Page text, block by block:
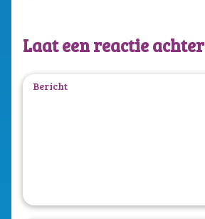
Laat een reactie achter
Bericht